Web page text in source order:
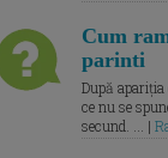
Cum
parinti
După
ce nu se
secund. ... |